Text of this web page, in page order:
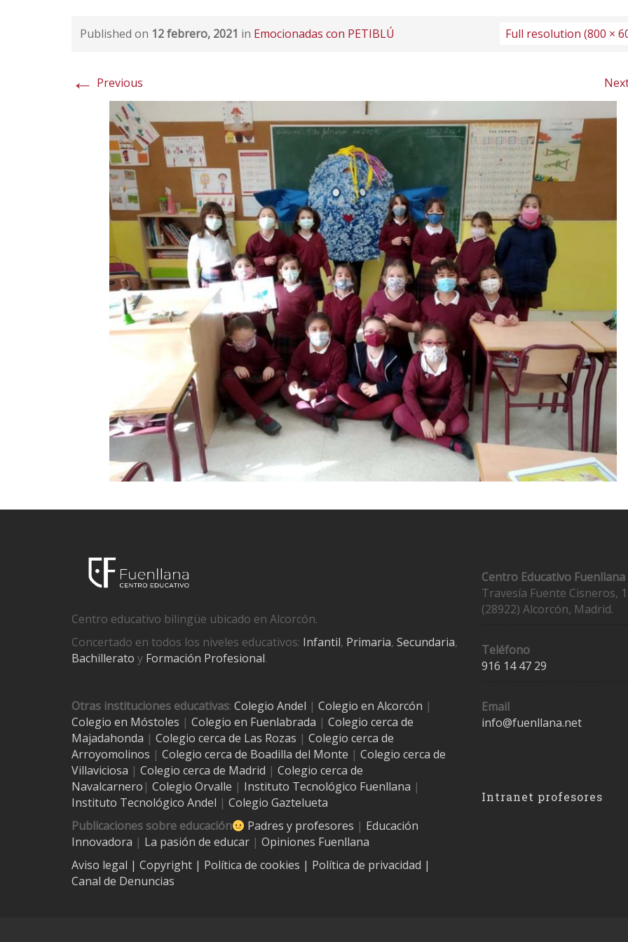
Published on 12 febrero, 2021 in Emocionadas con PETIBLÚ Full resolution (800 ×
← Previous
Centro educativo bilingüe ubicado en Alcorcón.
Concertado en todos los niveles educativos: Infantil, Primaria, Secundaria,
Bachillerato y Formación Profesional.
Otras instituciones educativas: Colegio Andel | Colegio en Alcorcón |
Colegio en Móstoles | Colegio en Fuenlabrada | Colegio cerca de
Majadahonda | Colegio cerca de Las Rozas | Colegio cerca de
Arroyomolinos | Colegio cerca de Boadilla del Monte | Colegio cerca de
Villaviciosa | Colegio cerca de Madrid | Colegio cerca de
Navalcarnero | Colegio Orvalle | Instituto Tecnológico Fuenllana |
Instituto Tecnológico Andel | Colegio Gaztelueta
Publicaciones sobre educación
Padres y profesores | Educación
Innovadora | La pasión de educar | Opiniones Fuenllana
Aviso legal | Copyright | Política de cookies | Política de privacidad |
Canal de Denuncias
Centro Educativo Fuenllana
Travesía Fuente Cisneros,
(28922) Alcorcón, Madrid.
Teléfono
916 14 47 29
Email
info@fuenllana.net
Intranet profesores